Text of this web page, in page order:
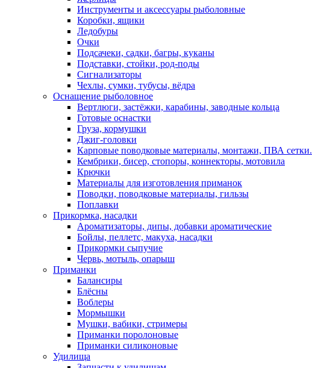
Инструменты и аксессуары рыболовные
Коробки, ящики
Ледобуры
Очки
Подсачеки, садки, багры, куканы
Подставки, стойки, род-поды
Сигнализаторы
Чехлы, сумки, тубусы, вёдра
Оснащение рыболовное
Вертлюги, застёжки, карабины, заводные кольца
Готовые оснастки
Груза, кормушки
Джиг-головки
Карповые поводковые материалы, монтажи, ПВА сетки.
Кембрики, бисер, стопоры, коннекторы, мотовила
Крючки
Материалы для изготовления приманок
Поводки, поводковые материалы, гильзы
Поплавки
Прикормка, насадки
Ароматизаторы, дипы, добавки ароматические
Бойлы, пеллетс, макуха, насадки
Прикормки сыпучие
Червь, мотыль, опарыш
Приманки
Балансиры
Блёсны
Воблеры
Мормышки
Мушки, вабики, стримеры
Приманки поролоновые
Приманки силиконовые
Удилища